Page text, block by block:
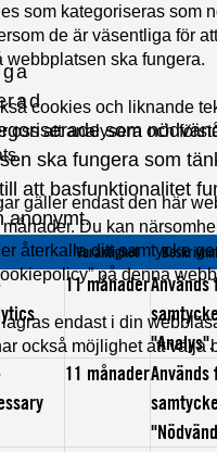
som kategoriseras som
de är väsentliga för
webbplatsen ska fungera.
cookies och liknande
oss att analysera och
gäller endast den här
Du kan
återkalla ditt samtycke
på denna
endast i din
också möjlighet att välja
som
ska fungera som
att basfunktionalitet
anonymt.
Varaktighet
11 månader
"Analys".
11 månader